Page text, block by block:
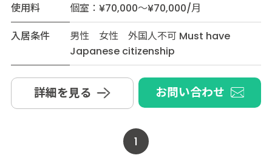
使用料
個室：¥70,000～¥70,000/月
入居条件
男性 女性 外国人不可 Must have
Japanese citizenship
詳細を見る お問い合わせ
1